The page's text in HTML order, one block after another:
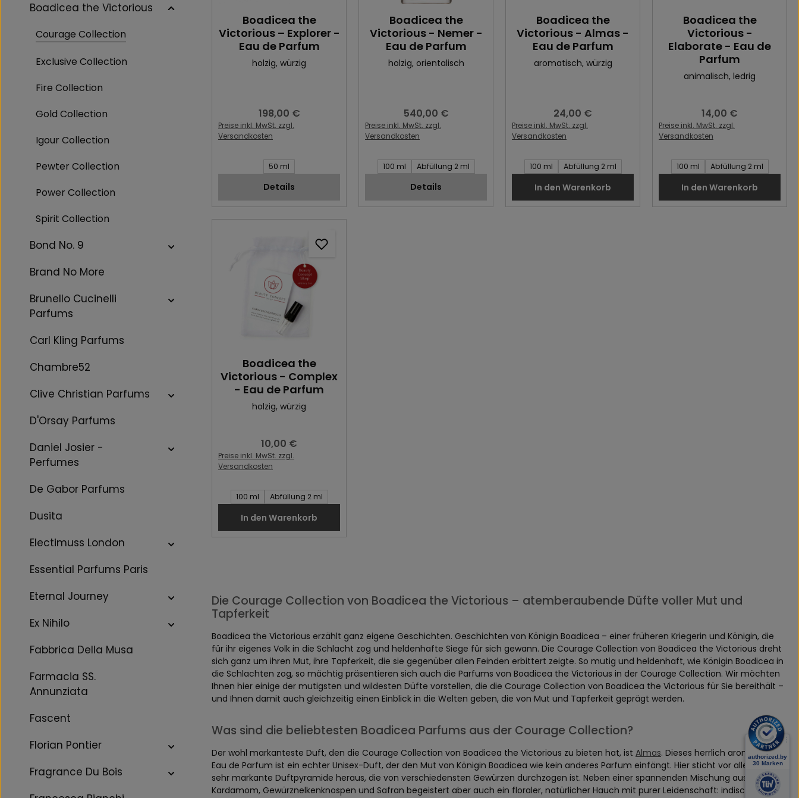
Boadicea the Victorious
Courage Collection
Exclusive Collection
Fire Collection
Gold Collection
Igour Collection
Pewter Collection
Power Collection
Spirit Collection
Bond No. 9
Brand No More
Brunello Cucinelli
Parfums
Carl Kling Parfums
Chambre52
Clive Christian Parfums
D'Orsay Parfums
Daniel Josier -
Perfumes
De Gabor Parfums
Dusita
Electimuss London
Essential Parfums Paris
Eternal Journey
Ex Nihilo
Fabbrica Della Musa
Farmacia SS.
Annunziata
Fascent
Florian Pontier
Fragrance Du Bois
Boadicea the
Victorious – Explorer -
Eau de Parfum
holzig, würzig
Regulärer Preis:
198,00 €
Preise inkl. MwSt. zzgl.
Versandkosten
Inhalt des Artikel:
50 ml
Details
Boadicea the
Victorious - Nemer -
Eau de Parfum
holzig, orientalisch
Regulärer Preis:
540,00 €
Preise inkl. MwSt. zzgl.
Versandkosten
Inhalt des Artikel:
100 ml Abfüllung 2 ml
Details
Boadicea the
Victorious - Almas -
Eau de Parfum
aromatisch, würzig
Regulärer Preis:
24,00 €
Preise inkl. MwSt. zzgl.
Versandkosten
Inhalt des Artikel:
100 ml Abfüllung 2 ml
In den Warenkorb
Boadicea the
Victorious -
Elaborate - Eau de
Parfum
animalisch, ledrig
Regulärer Preis:
14,00 €
Preise inkl. MwSt. zzgl.
Versandkosten
Inhalt des Artikel:
100 ml Abfüllung 2 ml
In den Warenkorb
Boadicea the
Victorious - Complex
- Eau de Parfum
holzig, würzig
Regulärer Preis:
10,00 €
Preise inkl. MwSt. zzgl.
Versandkosten
Inhalt des Artikel:
100 ml Abfüllung 2 ml
In den Warenkorb
Die Courage Collection von Boadicea the Victorious – atemberaubende Düfte voller Mut und
Tapferkeit
Boadicea the Victorious erzählt ganz eigene Geschichten. Geschichten von Königin Boadicea – einer früheren Kriegerin und Königin, die
für ihr eigenes Volk in die Schlacht zog und heldenhafte Siege für sich gewann. Die Courage Collection von Boadicea the Victorious dreht
sich ganz um ihren Mut, ihre Tapferkeit, die sie gegenüber allen Feinden erbittert zeigte. So mutig und heldenhaft, wie Königin Boadicea in
die Schlachten zog, so mächtig präsentieren sich auch die Parfums von Boadicea the Victorious in der Courage Collection. Wir möchten
Ihnen hier einige der mutigsten und wildesten Düfte vorstellen, die die Courage Collection von Boadicea the Victorious für Sie bereithält –
und Ihnen damit auch gleichzeitig einen Einblick in die Welten geben, die von Mut und Tapferkeit geprägt werden.
Was sind die beliebtesten Boadicea Parfums aus der Courage Collection?
Der wohl markanteste Duft, den die Courage Collection von Boadicea the Victorious zu bieten hat, ist Almas. Dieses herrlich aromatische
Eau de Parfum ist ein echter Unisex-Duft, der den Mut von Königin Boadicea wie kein anderes Parfum einfängt. Hier sticht vor allem die
sehr markante Duftpyramide heraus, die von verschiedensten Gewürzen durchzogen ist. Neben einer spannenden Mischung aus
Kardamom, Gewürznelkenknospen und Safran begeistert aber auch ein floraler, natürlicher Hauch mit purer Leidenschaft: indischer